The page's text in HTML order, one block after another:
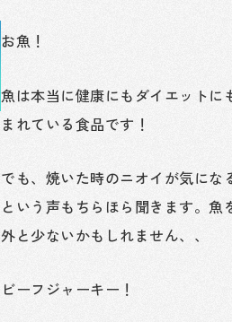
お魚！
魚は本当に健康にもダイエットに
まれている食品です！
でも、焼いた時のニオイが気にな
という声もちらほら聞きます。
外と少ないかもしれません、、
ビーフジャーキー！